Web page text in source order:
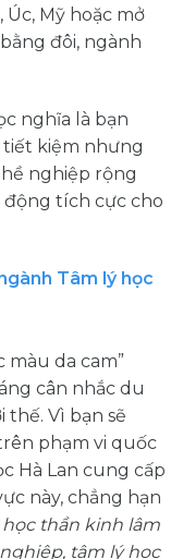
Mỹ hoặc mở
đôi, ngành
nghĩa là bạn
kiệm nhưng
nghiệp rộng
động tích cực cho
Tâm lý học
da cam”
cân nhắc du
thế. Vì bạn sẽ
phạm vi quốc
Hà Lan cung cấp
này, chẳng hạn
thần kinh lâm
tâm lý học